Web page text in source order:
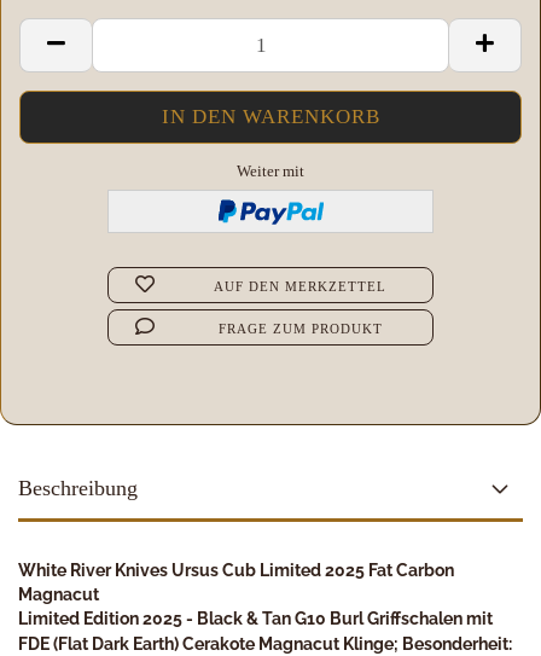
Weiter mit
AUF DEN MERKZETTEL
FRAGE ZUM PRODUKT
Beschreibung
White River Knives Ursus Cub Limited 2025 Fat Carbon
Magnacut
Limited Edition 2025 - Black & Tan G10 Burl Griffschalen mit
FDE (Flat Dark Earth) Cerakote Magnacut Klinge; Besonderheit: